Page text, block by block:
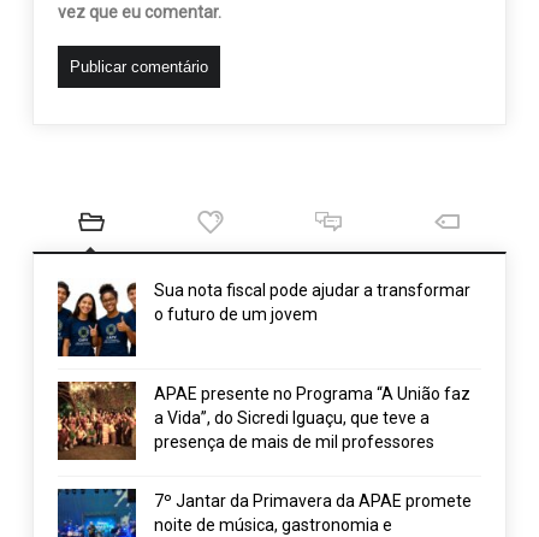
vez que eu comentar.
Sua nota fiscal pode ajudar a transformar
o futuro de um jovem
APAE presente no Programa “A União faz
a Vida”, do Sicredi Iguaçu, que teve a
presença de mais de mil professores
7º Jantar da Primavera da APAE promete
noite de música, gastronomia e